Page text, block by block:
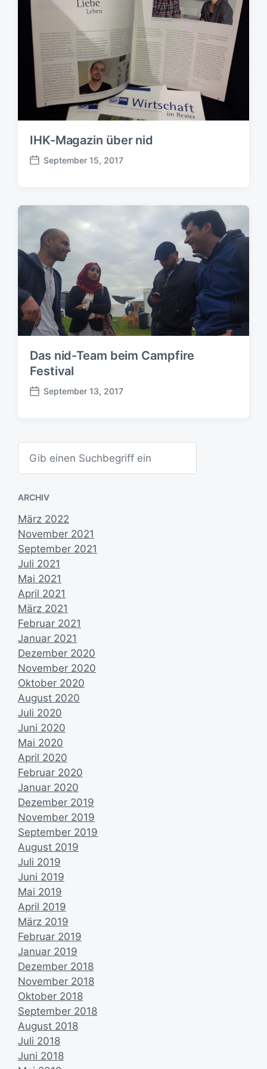
d
a
t
u
m
IHK-Magazin über nid
B
t
s
t
u
m
September 15, 2017
Das nid-Team beim Campfire
Festival
B
a
g
d
t
u
m
September 13, 2017
n
ARCHIV
März 2022
November 2021
September 2021
Juli 2021
Mai 2021
April 2021
März 2021
Februar 2021
Januar 2021
Dezember 2020
November 2020
Oktober 2020
August 2020
Juli 2020
Juni 2020
Mai 2020
April 2020
Februar 2020
Januar 2020
Dezember 2019
November 2019
September 2019
August 2019
Juli 2019
Juni 2019
Mai 2019
April 2019
März 2019
Februar 2019
Januar 2019
Dezember 2018
November 2018
Oktober 2018
September 2018
August 2018
Juli 2018
Juni 2018